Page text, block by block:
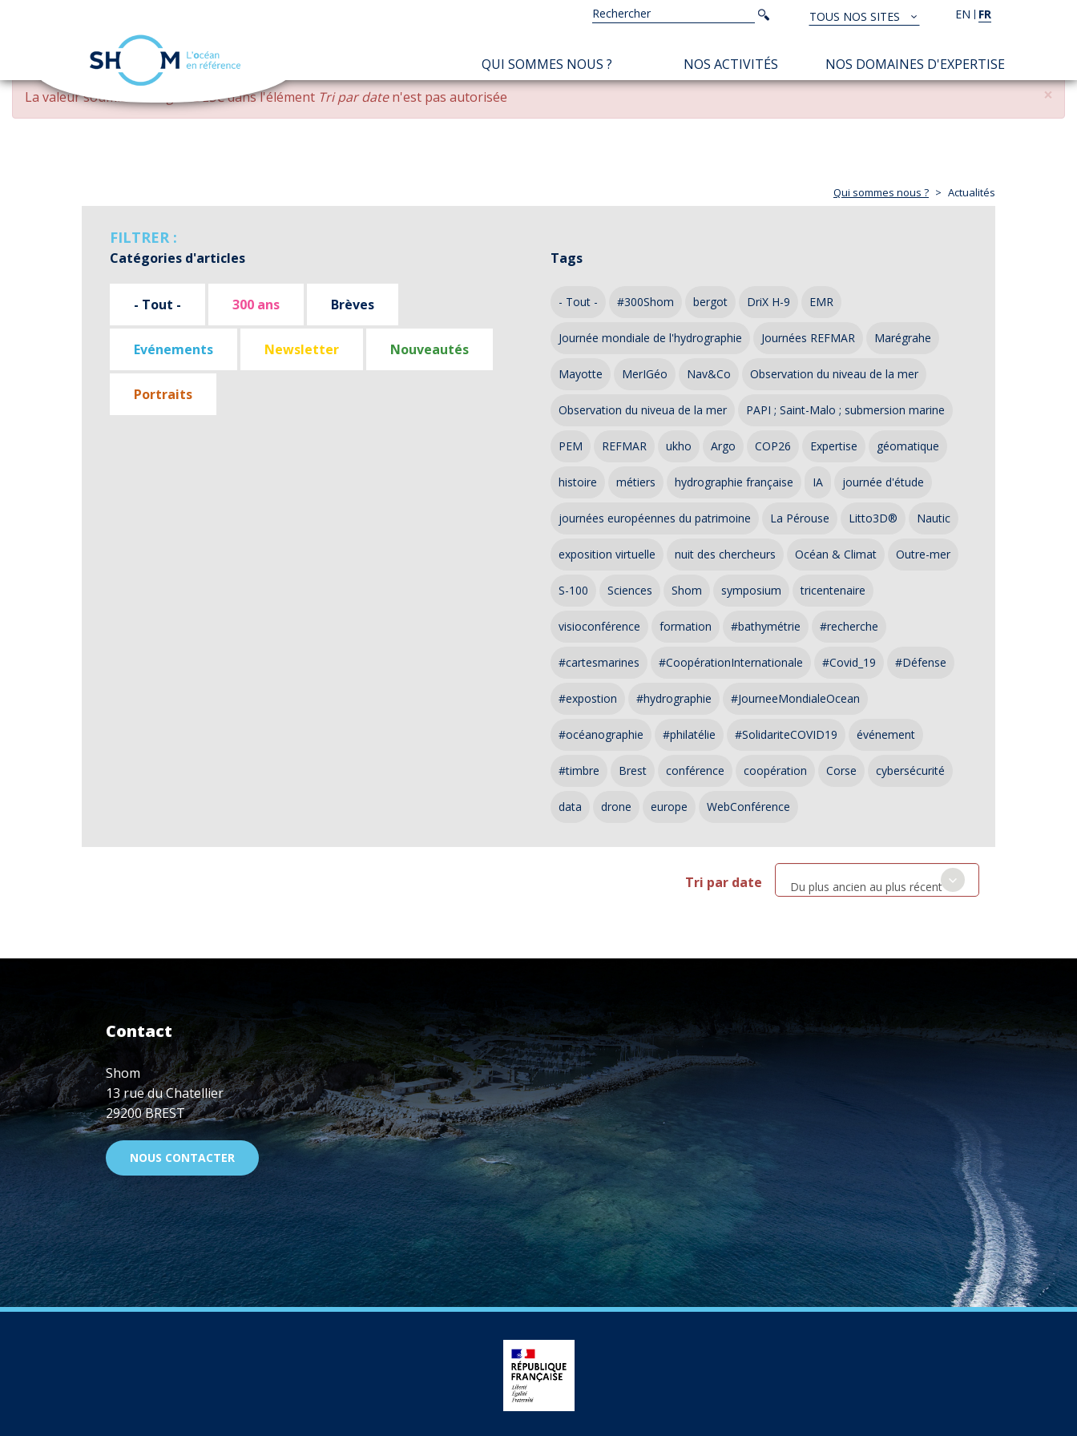
Aller
contenu
EN FR
TOUS
NOS
SITES
TOUS NOS SITES
Rechercher
Rechercher
NAVIGATION
PRINCIPALE
QUI SOMMES NOUS ? NOS ACTIVITÉS NOS DOMAINES D'EXPERTISE
×
MESSAGE
D'ERREUR
La valeur soumise changed DESCdans l'élément Tri par daten'est pas autorisée
Qui sommes nous ? Actualités
FILTRER :
Catégories d'articles
- Tout - 300 ans Brèves
Evénements Newsletter Nouveautés
Portraits
Tags
- Tout - #300Shom bergot DriX H-9 EMR
Journée mondiale de l'hydrographie Journées REFMAR Marégrahe
Mayotte MerIGéo Nav&Co Observation du niveau de la mer
Observation du niveua de la mer PAPI ; Saint-Malo ; submersion marine
PEM REFMAR ukho Argo COP26 Expertise géomatique
histoire métiers hydrographie française IA journée d'étude
journées européennes du patrimoine La Pérouse Litto3D® Nautic
exposition virtuelle nuit des chercheurs Océan & Climat Outre-mer
S-100 Sciences Shom symposium tricentenaire
visioconférence formation #bathymétrie #recherche
#cartesmarines #CoopérationInternationale #Covid_19 #Défense
#expostion #hydrographie #JourneeMondialeOcean
#océanographie #philatélie #SolidariteCOVID19 événement
#timbre Brest conférence coopération Corse cybersécurité
data drone europe WebConférence
Tri par date Du plus ancien au plus récent
Contact
Shom
13 rue du Chatellier
29200 BREST
NOUS CONTACTER